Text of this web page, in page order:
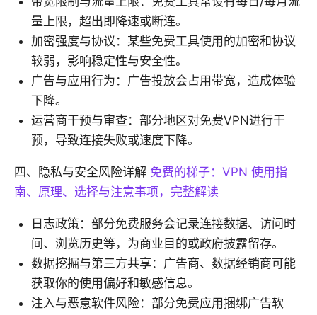
量上限，超出即降速或断连。
加密强度与协议：某些免费工具使用的加密和协议
较弱，影响稳定性与安全性。
广告与应用行为：广告投放会占用带宽，造成体验
下降。
运营商干预与审查：部分地区对免费VPN进行干
预，导致连接失败或速度下降。
四、隐私与安全风险详解 免费的梯子：VPN 使用指
南、原理、选择与注意事项，完整解读
日志政策：部分免费服务会记录连接数据、访问时
间、浏览历史等，为商业目的或政府披露留存。
数据挖掘与第三方共享：广告商、数据经销商可能
获取你的使用偏好和敏感信息。
注入与恶意软件风险：部分免费应用捆绑广告软